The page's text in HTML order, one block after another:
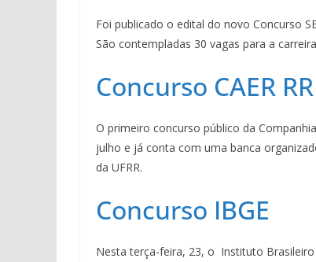
Foi publicado o edital do novo Concurso
São contempladas 30 vagas para a
Concurso CAER RR
O primeiro concurso público da
julho e já conta com uma banca
da UFRR.
Concurso IBGE
Nesta terça-feira, 23, o Instituto